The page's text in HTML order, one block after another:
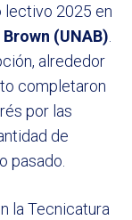
2025 en
(UNAB).
alrededor
completaron
por las
de
pasado.
la Tecnicatura